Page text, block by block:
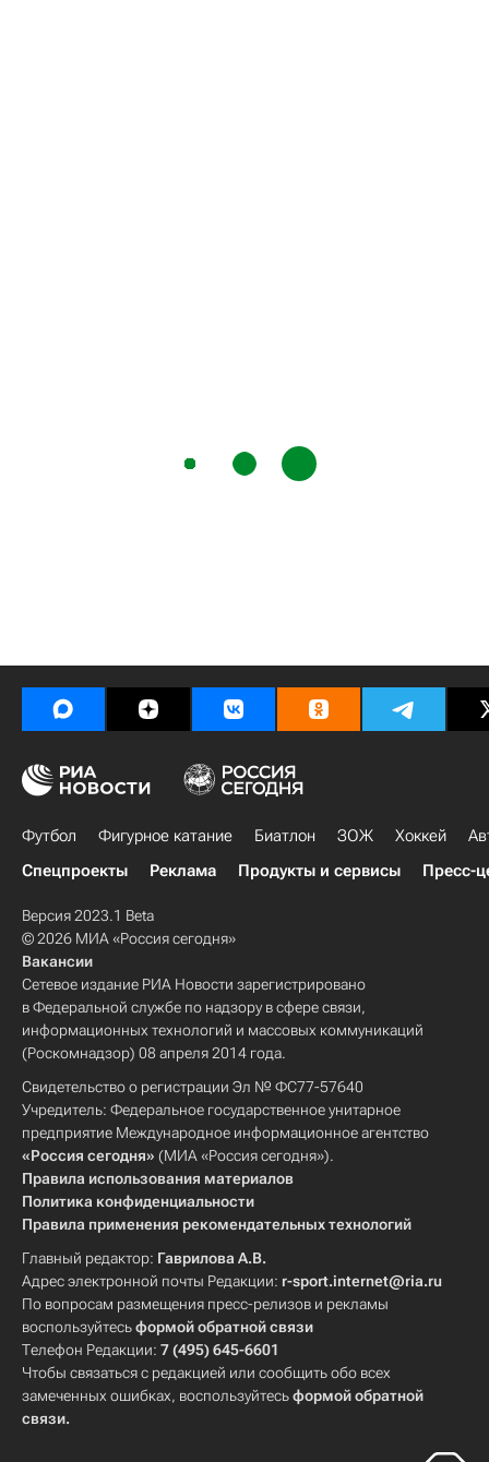
Футбол Фигурное катание Биатлон ЗОЖ Хоккей
Спецпроекты
Реклама Продукты и сервисы Пресс-
Версия 2023.1 Beta
© 2026 МИА «Россия сегодня»
Вакансии
Сетевое издание РИА Новости зарегистрировано
в Федеральной службе по надзору в сфере связи,
информационных технологий и массовых коммуникаций
(Роскомнадзор) 08 апреля 2014 года.
Свидетельство о регистрации Эл № ФС77-57640
Учредитель: Федеральное государственное унитарное
предприятие Международное информационное агентство
«Россия сегодня» (МИА «Россия сегодня»).
Правила использования материалов
Политика конфиденциальности
Правила применения рекомендательных технологий
Главный редактор: Гаврилова А.В.
Адрес электронной почты Редакции: r-sport.internet@ria.ru
По вопросам размещения пресс-релизов и рекламы
воспользуйтесьформой обратной связи
Телефон Редакции: 7 (495) 645-6601
Чтобы связаться с редакцией или сообщить обо всех
замеченных ошибках, воспользуйтесьформой обратной
связи.